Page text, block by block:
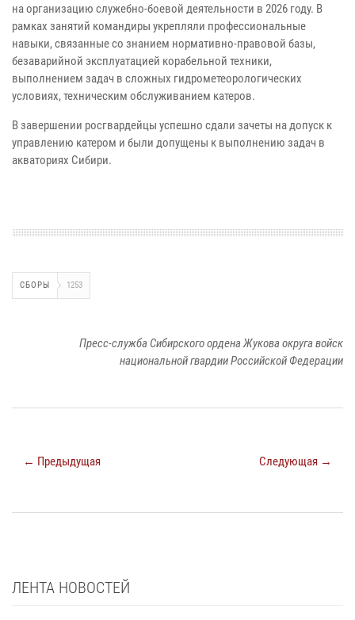
на организацию служебно-боевой деятельности в 2026 году. В
рамках занятий командиры укрепляли профессиональные
навыки, связанные со знанием нормативно-правовой базы,
безаварийной эксплуатацией корабельной техники,
выполнением задач в сложных гидрометеорологических
условиях, техническим обслуживанием катеров.
В завершении росгвардейцы успешно сдали зачеты на допуск к
управлению катером и были допущены к выполнению задач в
акваториях Сибири.
СБОРЫ 1253
Пресс-служба Сибирского ордена Жукова округа войск
национальной гвардии Российской Федерации
← Предыдущая Следующая →
ЛЕНТА НОВОСТЕЙ